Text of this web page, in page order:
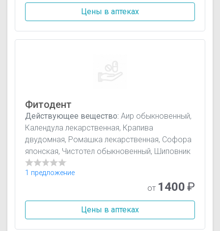
Цены в аптеках
Фитодент
Действующее вещество: Аир обыкновенный,
Календула лекарственная, Крапива
двудомная, Ромашка лекарственная, Софора
японская, Чистотел обыкновенный, Шиповник
1 предложение
от 1400₽
Цены в аптеках